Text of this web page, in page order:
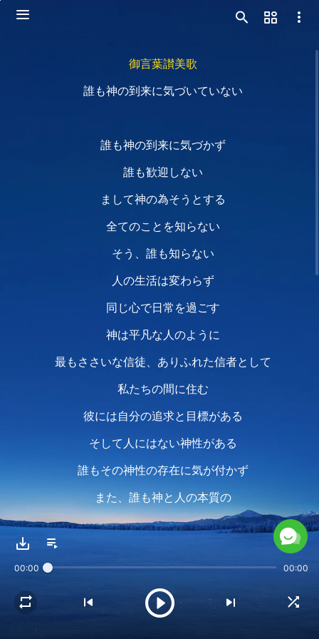
御言葉讃美歌
誰も神の到来に気づいていない
誰も神の到来に気づかず
誰も歓迎しない
まして神の為そうとする
全てのことを知らない
そう、誰も知らない
人の生活は変わらず
同じ心で日常を過ごす
神は平凡な人のように
最もささいな信徒、ありふれた信者として
私たちの間に住む
彼には自分の追求と目標がある
そして人にはない神性がある
誰もその神性の存在に気が付かず
また、誰も神と人の本質の
違いに気が付いていない
拘束も恐れもなく
00:00 00:00